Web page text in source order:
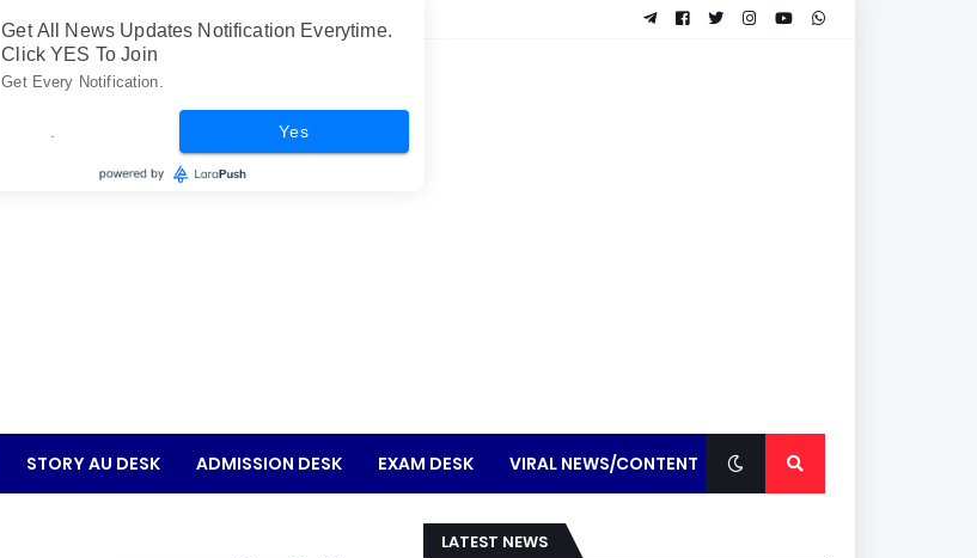
STORY AU DESK ADMISSION DESK EXAM DESK VIRAL NEWS/CONTENT
LATEST NEWS
Get All News Updates Notification Everytime.
Click YES To Join
Get Every Notification.
Yes